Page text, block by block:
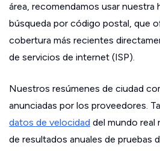
área, recomendamos usar nuestra
búsqueda por código postal, que
cobertura más recientes
de servicios de internet (ISP).
Nuestros resúmenes de ciudad
anunciadas por los proveedores.
datos de velocidad del mundo real
de resultados anuales de pruebas